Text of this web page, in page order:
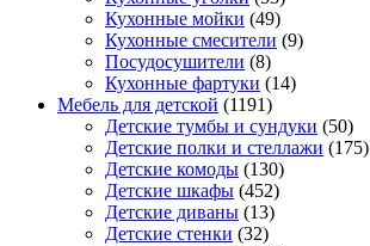
Кухонные мойки (49)
Кухонные смесители (9)
Посудосушители (8)
Кухонные фартуки (14)
Мебель для детской (1191)
Детские тумбы и сундуки (50)
Детские полки и стеллажи (175)
Детские комоды (130)
Детские шкафы (452)
Детские диваны (13)
Детские стенки (32)